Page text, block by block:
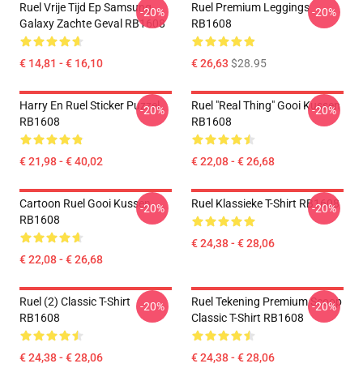
Ruel Vrije Tijd Ep Samsung
Galaxy Zachte Geval RB1608
€ 14,81 - € 16,10
-20%
Ruel Premium Leggings
RB1608
€ 26,63 $28.95
-20%
Harry En Ruel Sticker Puzzel
RB1608
€ 21,98 - € 40,02
-20%
Ruel "Real Thing" Gooi Kussen
RB1608
€ 22,08 - € 26,68
-20%
Cartoon Ruel Gooi Kussen
RB1608
€ 22,08 - € 26,68
-20% Ruel Klassieke T-Shirt RB1608
€ 24,38 - € 28,06
-20%
Ruel (2) Classic T-Shirt
RB1608
€ 24,38 - € 28,06
-20%
Ruel Tekening Premium Scoop
Classic T-Shirt RB1608
€ 24,38 - € 28,06
-20%